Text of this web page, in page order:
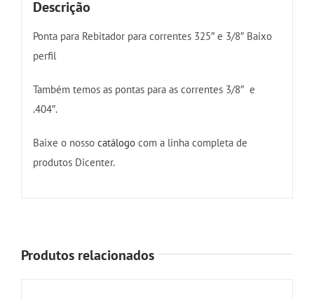
Descrição
Ponta para Rebitador para correntes 325″ e 3/8″ Baixo
perfil
Também temos as pontas para as correntes 3/8″ e
.404″.
Baixe o nosso catálogocom a linha completa de
produtos Dicenter.
Produtos relacionados